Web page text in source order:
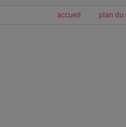
accueil plan du